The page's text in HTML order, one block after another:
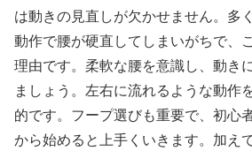
は動きの見直しが欠かせません。多
動作で腰が硬直してしまいがちで、
理由です。柔軟な腰を意識し、動き
ましょう。左右に流れるような動作
的です。フープ選びも重要で、初心
から始めると上手くいきます。加え